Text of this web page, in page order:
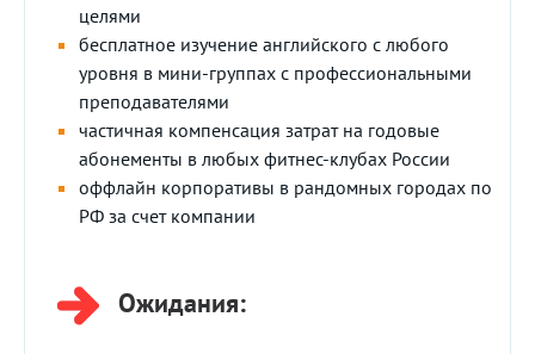
целями
бесплатное изучение английского с любого
уровня в мини-группах с профессиональными
преподавателями
частичная компенсация затрат на годовые
абонементы в любых фитнес-клубах России
оффлайн корпоративы в рандомных городах по
РФ за счет компании
Ожидания: